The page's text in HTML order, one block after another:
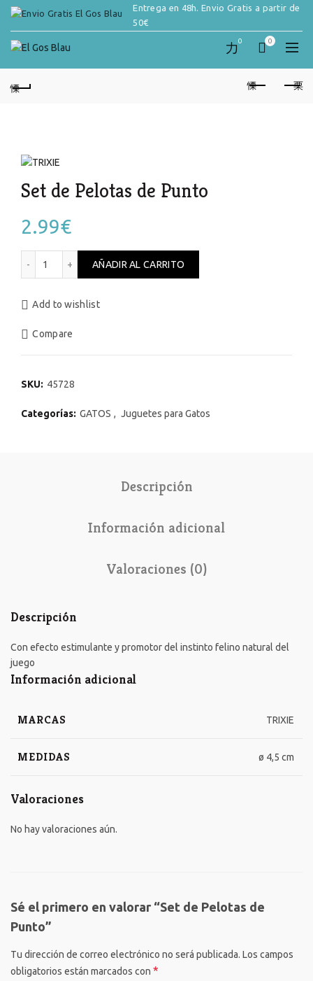
Entrega en 48h. Envio Gratis a partir de
50€
0 0
Set de Pelotas de Punto
2.99€
Set de Pelotas de Punto cantidad
AÑADIR AL CARRITO
Add to wishlist
Compare
SKU: 45728
Categorías: GATOS , Juguetes para Gatos
Descripción
Información adicional
Valoraciones (0)
Descripción
Con efecto estimulante y promotor del instinto felino natural del
juego
Información adicional
MARCAS TRIXIE
MEDIDAS ø 4,5 cm
Valoraciones
No hay valoraciones aún.
Sé el primero en valorar “Set de Pelotas de
Punto”
Tu dirección de correo electrónico no será publicada. Los campos
obligatorios están marcados con *